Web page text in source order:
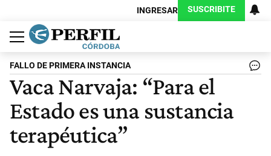
INGRESAR SUSCRIBITE
Política
Economía
Judiciales
Sociedad
Cultura
Espectáculos
Deportes
Protagonistas
FALLO DE PRIMERA INSTANCIA
Vaca Narvaja: “Para el
Estado es una sustancia
terapéutica”